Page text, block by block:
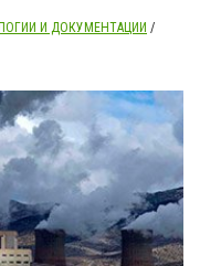
И ДОКУМЕНТАЦИИ /